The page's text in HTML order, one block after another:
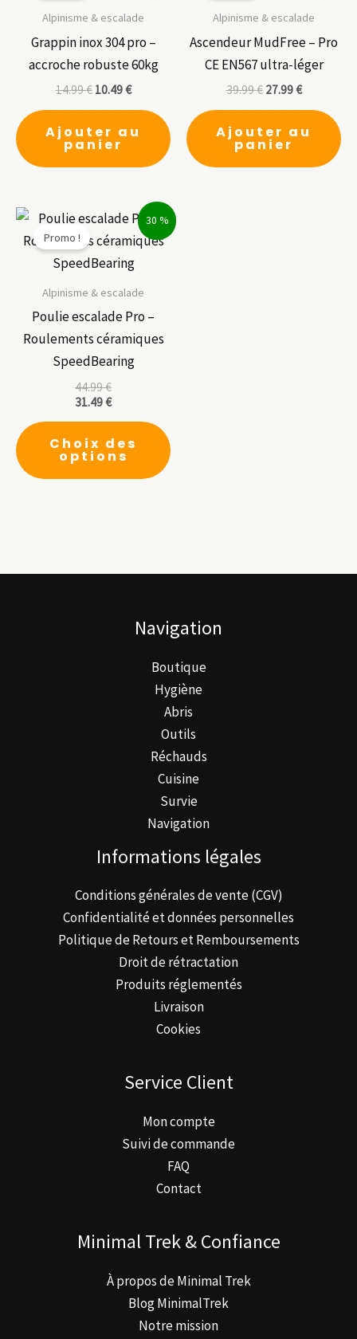
Alpinisme & escalade
Grappin inox 304 pro –
accroche robuste 60kg
14.99€ 10.49€
Ajouter au
panier
Alpinisme & escalade
Ascendeur MudFree – Pro
CE EN567 ultra-léger
39.99€ 27.99€
Ajouter au
panier
30 %
Promo !
Alpinisme & escalade
Poulie escalade Pro –
Roulements céramiques
SpeedBearing
44.99€
31.49€
Choix des
options
produit
choisies
la
page
du
produit
Navigation
Boutique
Hygiène
Abris
Outils
Réchauds
Cuisine
Survie
Navigation
Informations légales
Conditions générales de vente (CGV)
Confidentialité et données personnelles
Politique de Retours et Remboursements
Droit de rétractation
Produits réglementés
Livraison
Cookies
Service Client
Mon compte
Suivi de commande
FAQ
Contact
Minimal Trek & Confiance
À propos de Minimal Trek
Blog MinimalTrek
Notre mission